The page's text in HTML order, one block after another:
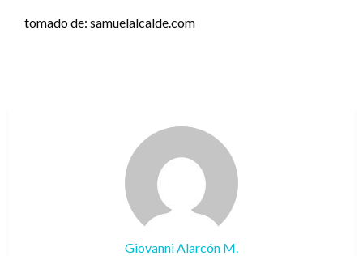
tomado de: samuelalcalde.com
Giovanni Alarcón M.